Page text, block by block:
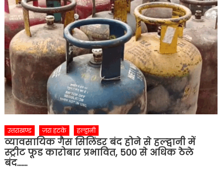
उत्तराखण्ड ज़रा हटके हल्द्वानी
व्यावसायिक गैस सिलिंडर बंद होने से हल्द्वानी में
स्ट्रीट फूड कारोबार प्रभावित, 500 से अधिक ठेले
बंद…….